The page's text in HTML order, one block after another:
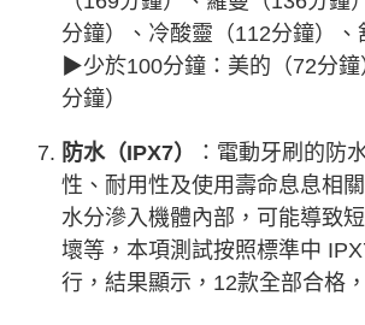
分鐘）、冷酸靈（112分鐘）、
▶少於100分鐘：美的（72分
分鐘）
防水（IPX7）
：電動牙刷的防
性、耐用性及使用壽命息息相
水分滲入機體內部，可能導致
壞等，本項測試按照標準中
行，結果顯示，12款全部合格